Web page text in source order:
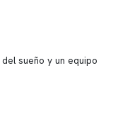
sueño y un equipo